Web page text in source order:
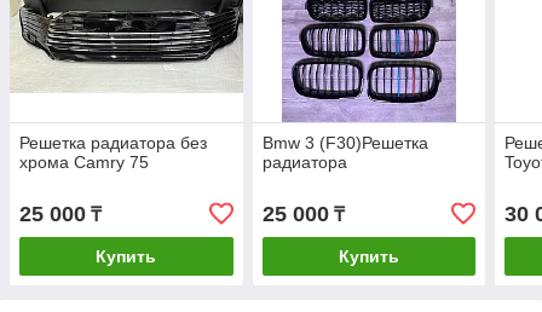
Решетка радиатора без
хрома Camry 75
25 000 ₸
Купить
Bmw 3 (F30)Решетка
радиатора
25 000₸
Купить
30